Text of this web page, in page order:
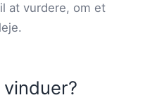
at vurdere, om et